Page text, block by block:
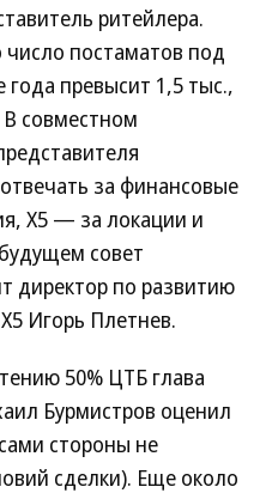
ритейлера.
постаматов под
превысит 1,5 тыс.,
совместном
за финансовые
Х5 — за локации и
совет
директор по развитию
Игорь Плетнев.
50% ЦТБ глава
Бурмистров оценил
стороны не
сделки). Еще около